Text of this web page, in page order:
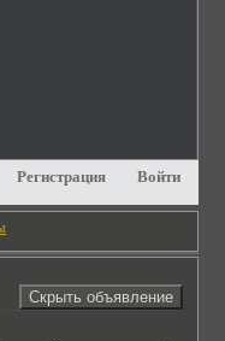
Регистрация Войти